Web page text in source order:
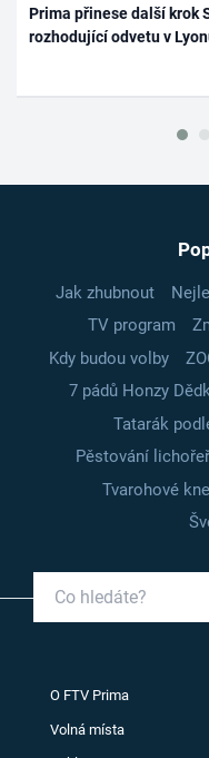
Prima přinese další krok
rozhodující odvetu v
Jak zhubnout
TV program
Kdy budou volby
7 pádů Honzy
Tatarák
Pěstování
Tvarohové
O FTV Prima
Volná místa